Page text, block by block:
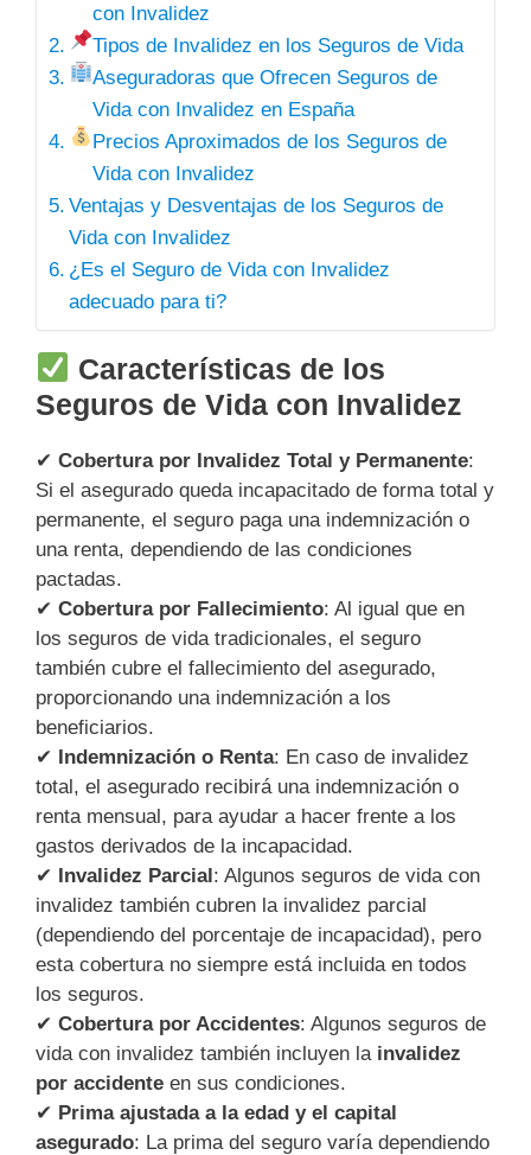
con Invalidez
Tipos de Invalidez en los Seguros de Vida
Aseguradoras que Ofrecen Seguros de
Vida con Invalidez en España
Precios Aproximados de los Seguros de
Vida con Invalidez
Ventajas y Desventajas de los Seguros de
Vida con Invalidez
¿Es el Seguro de Vida con Invalidez
adecuado para ti?
Características de los
Seguros de Vida con Invalidez
✔ Cobertura por Invalidez Total y Permanente:
Si el asegurado queda incapacitado de forma total y
permanente, el seguro paga una indemnización o
una renta, dependiendo de las condiciones
pactadas.
✔ Cobertura por Fallecimiento: Al igual que en
los seguros de vida tradicionales, el seguro
también cubre el fallecimiento del asegurado,
proporcionando una indemnización a los
beneficiarios.
✔ Indemnización o Renta: En caso de invalidez
total, el asegurado recibirá una indemnización o
renta mensual, para ayudar a hacer frente a los
gastos derivados de la incapacidad.
✔ Invalidez Parcial: Algunos seguros de vida con
invalidez también cubren la invalidez parcial
(dependiendo del porcentaje de incapacidad), pero
esta cobertura no siempre está incluida en todos
los seguros.
✔ Cobertura por Accidentes: Algunos seguros de
vida con invalidez también incluyen la invalidez
por accidente en sus condiciones.
✔ Prima ajustada a la edad y el capital
asegurado: La prima del seguro varía dependiendo